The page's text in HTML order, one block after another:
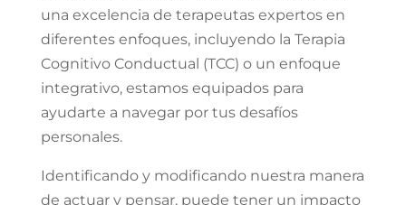
una excelencia de terapeutas expertos en
diferentes enfoques, incluyendo la Terapia
Cognitivo Conductual (TCC) o un enfoque
integrativo, estamos equipados para
ayudarte a navegar por tus desafíos
personales.
Identificando y modificando nuestra manera
de actuar y pensar, puede tener un impacto